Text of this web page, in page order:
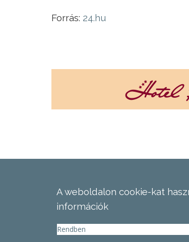
Forrás: 24.hu
A weboldalon cookie-kat
információk
Rendben